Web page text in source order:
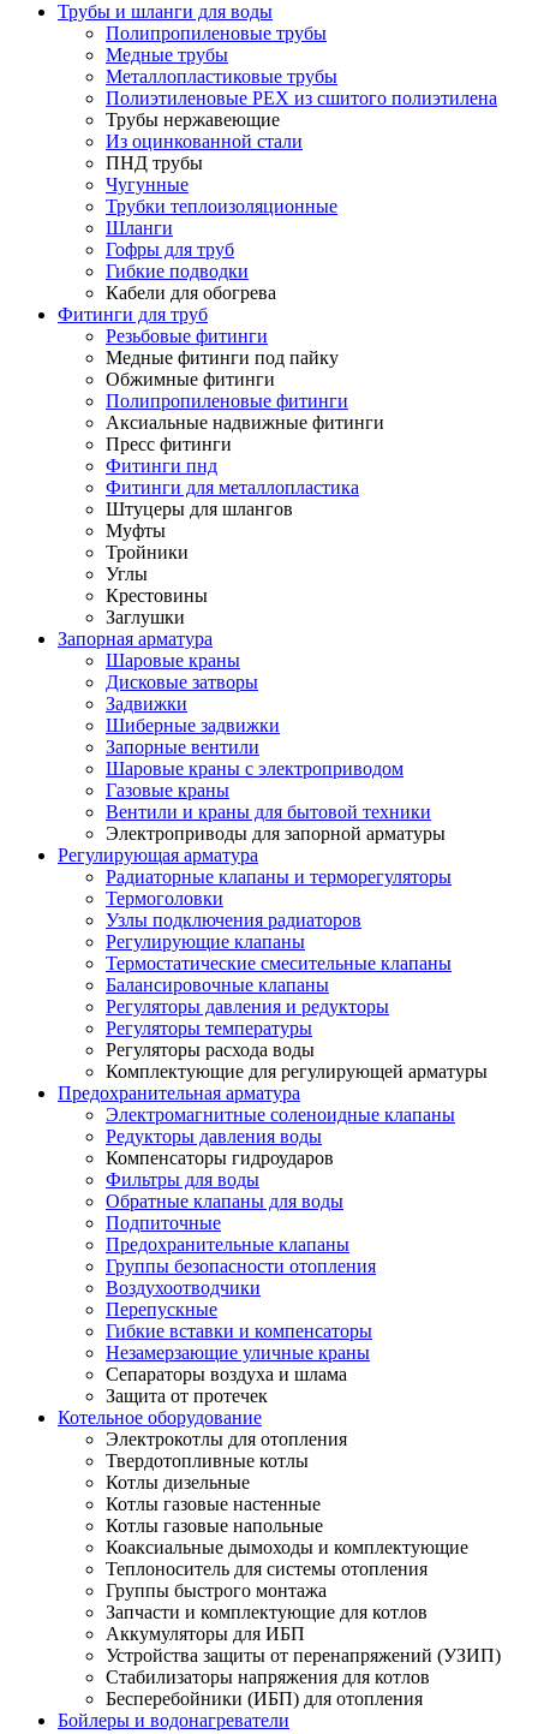
Трубы и шланги для воды
Полипропиленовые трубы
Медные трубы
Металлопластиковые трубы
Полиэтиленовые PEX из сшитого полиэтилена
Трубы нержавеющие
Из оцинкованной стали
ПНД трубы
Чугунные
Трубки теплоизоляционные
Шланги
Гофры для труб
Гибкие подводки
Кабели для обогрева
Фитинги для труб
Резьбовые фитинги
Медные фитинги под пайку
Обжимные фитинги
Полипропиленовые фитинги
Аксиальные надвижные фитинги
Пресс фитинги
Фитинги пнд
Фитинги для металлопластика
Штуцеры для шлангов
Муфты
Тройники
Углы
Крестовины
Заглушки
Запорная арматура
Шаровые краны
Дисковые затворы
Задвижки
Шиберные задвижки
Запорные вентили
Шаровые краны с электроприводом
Газовые краны
Вентили и краны для бытовой техники
Электроприводы для запорной арматуры
Регулирующая арматура
Радиаторные клапаны и терморегуляторы
Термоголовки
Узлы подключения радиаторов
Регулирующие клапаны
Термостатические смесительные клапаны
Балансировочные клапаны
Регуляторы давления и редукторы
Регуляторы температуры
Регуляторы расхода воды
Комплектующие для регулирующей арматуры
Предохранительная арматура
Электромагнитные соленоидные клапаны
Редукторы давления воды
Компенсаторы гидроударов
Фильтры для воды
Обратные клапаны для воды
Подпиточные
Предохранительные клапаны
Группы безопасности отопления
Воздухоотводчики
Перепускные
Гибкие вставки и компенсаторы
Незамерзающие уличные краны
Сепараторы воздуха и шлама
Защита от протечек
Котельное оборудование
Электрокотлы для отопления
Твердотопливные котлы
Котлы дизельные
Котлы газовые настенные
Котлы газовые напольные
Коаксиальные дымоходы и комплектующие
Теплоноситель для системы отопления
Группы быстрого монтажа
Запчасти и комплектующие для котлов
Аккумуляторы для ИБП
Устройства защиты от перенапряжений (УЗИП)
Стабилизаторы напряжения для котлов
Бесперебойники (ИБП) для отопления
Бойлеры и водонагреватели